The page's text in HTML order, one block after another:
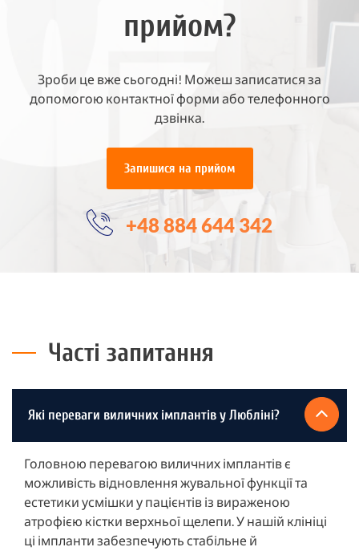
прийом?
Зроби це вже сьогодні! Можеш записатися за
допомогою контактної форми або телефонного
дзвінка.
Запишися на прийом
+48 884 644 342
Часті запитання
Які переваги виличних імплантів у Любліні?
Головною перевагою виличних імплантів є
можливість відновлення жувальної функції та
естетики усмішки у пацієнтів із вираженою
атрофією кістки верхньої щелепи. У нашій клініці
ці імпланти забезпечують стабільне й